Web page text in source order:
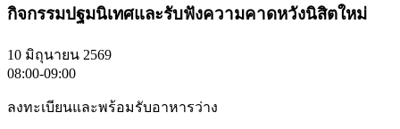
กิจกรรมปฐมนิเทศและรับฟังความคาดหวังนิสิตใหม่
10 มิถุนายน 2569
08:00-09:00
ลงทะเบียนและพร้อมรับอาหารว่าง